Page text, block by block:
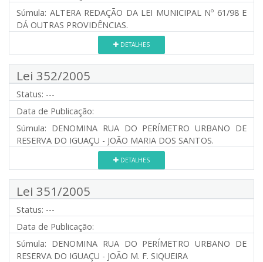
Súmula: ALTERA REDAÇÃO DA LEI MUNICIPAL Nº 61/98 E
DÁ OUTRAS PROVIDÊNCIAS.
DETALHES
Lei 352/2005
Status: ---
Data de Publicação:
Súmula: DENOMINA RUA DO PERÍMETRO URBANO DE
RESERVA DO IGUAÇU - JOÃO MARIA DOS SANTOS.
DETALHES
Lei 351/2005
Status: ---
Data de Publicação:
Súmula: DENOMINA RUA DO PERÍMETRO URBANO DE
RESERVA DO IGUAÇU - JOÃO M. F. SIQUEIRA